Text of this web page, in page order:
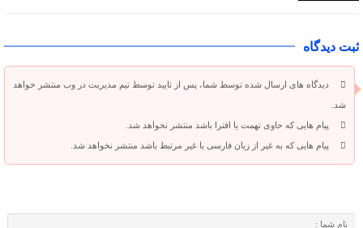
ثبت دیدگاه
دیدگاه های ارسال شده توسط شما، پس از تایید توسط تیم مدیریت در وب منتشر خواهد
شد.
پیام هایی که حاوی تهمت یا افترا باشد منتشر نخواهد شد.
پیام هایی که به غیر از زبان فارسی یا غیر مرتبط باشد منتشر نخواهد شد.